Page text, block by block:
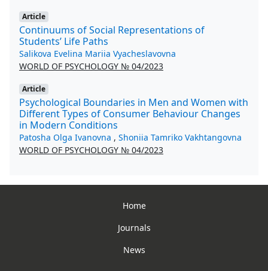
Article
Continuums of Social Representations of
Students’ Life Paths
Salikova Evelina Mariia Vyacheslavovna
WORLD OF PSYCHOLOGY № 04/2023
Article
Psychological Boundaries in Men and Women with
Different Types of Consumer Behaviour Changes
in Modern Conditions
Patosha Olga Ivanovna , Shoniia Tamriko Vakhtangovna
WORLD OF PSYCHOLOGY № 04/2023
Home
Journals
News